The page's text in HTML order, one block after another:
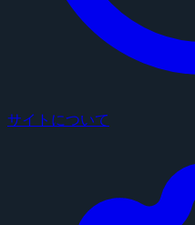
サイトについて